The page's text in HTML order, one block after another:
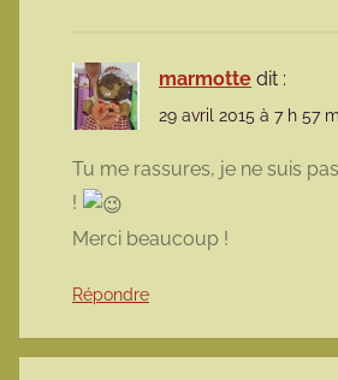
marmotte dit :
29 avril 2015 à 7 h 57
Tu me rassures, je ne suis
!
Merci beaucoup !
Répondre